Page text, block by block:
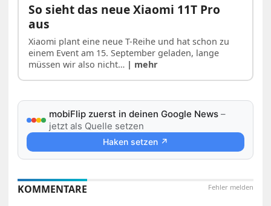
So sieht das neue Xiaomi 11T Pro
aus
Xiaomi plant eine neue T-Reihe und hat schon zu
einem Event am 15. September geladen, lange
müssen wir also nicht… | mehr
mobiFlip zuerst in deinen Google News –
jetzt als Quelle setzen
Haken setzen ↗
Fehler melden
KOMMENTARE